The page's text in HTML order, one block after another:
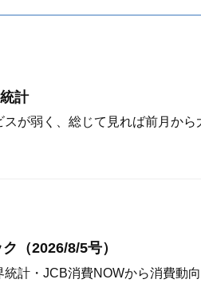
計
スが弱く、総じて見れば前月から
（2026/8/5号）
計・JCB消費NOWから消費動